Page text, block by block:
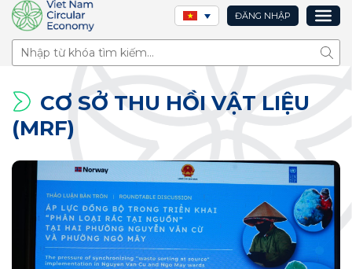
ĐĂNG NHẬP
Tìm
CƠ SỞ THU HỒI VẬT LIỆU
(MRF)